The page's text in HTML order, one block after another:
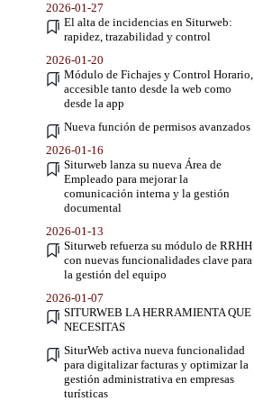
2026-01-27
El alta de incidencias en Siturweb:
rapidez, trazabilidad y control
2026-01-20
Módulo de Fichajes y Control Horario,
accesible tanto desde la web como
desde la app
Nueva función de permisos avanzados
2026-01-16
Siturweb lanza su nueva Área de
Empleado para mejorar la
comunicación interna y la gestión
documental
2026-01-13
Siturweb refuerza su módulo de RRHH
con nuevas funcionalidades clave para
la gestión del equipo
2026-01-07
SITURWEB LA HERRAMIENTA QUE
NECESITAS
SiturWeb activa nueva funcionalidad
para digitalizar facturas y optimizar la
gestión administrativa en empresas
turísticas